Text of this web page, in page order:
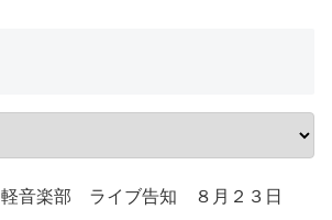
軽音楽部 ライブ告知 ８月２３日